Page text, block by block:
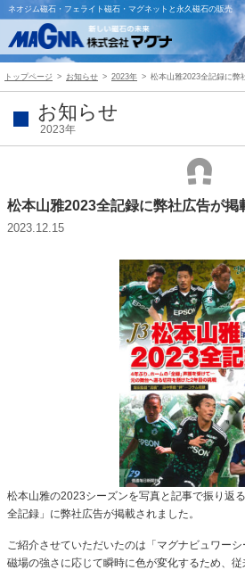
ネオジム磁石・フェライト磁石・マグネットと永久磁石の販売
トップページ お知らせ 2023年 松本山雅2023全記録に弊
お知らせ
2023年
松本山雅2023全記録に弊社広告が掲
2023.12.15
松本山雅の2023シーズンを写真と記事で振り返
全記録」に弊社広告が掲載されました。
ご紹介させていただいたのは「マグナビュワーシ
磁場の強さに応じて瞬時に色が変化するため、